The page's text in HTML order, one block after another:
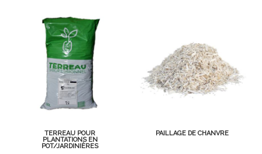
TERREAU POUR
PLANTATIONS EN
POT/JARDINIÈRES
PAILLAGE DE CHANVRE